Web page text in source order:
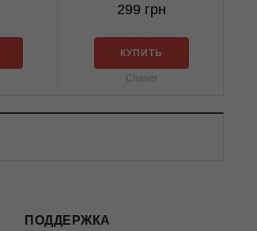
299 грн
КУПИТЬ
Chaser
ПОДДЕРЖКА